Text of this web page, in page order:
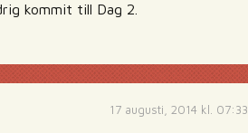
kommit till Dag 2.
17 augusti, 2014 kl. 07:33